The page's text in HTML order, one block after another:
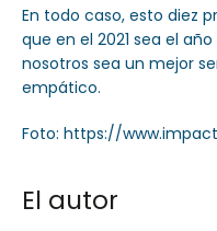
En todo caso, esto diez
que en el 2021 sea el
nosotros sea un mejor
empático.
Foto: https://
El autor